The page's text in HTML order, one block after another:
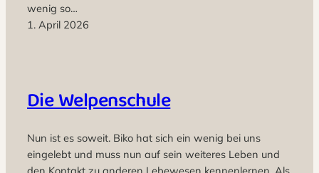
wenig so…
1. April 2026
Die Welpenschule
Nun ist es soweit. Biko hat sich ein wenig bei uns
eingelebt und muss nun auf sein weiteres Leben und